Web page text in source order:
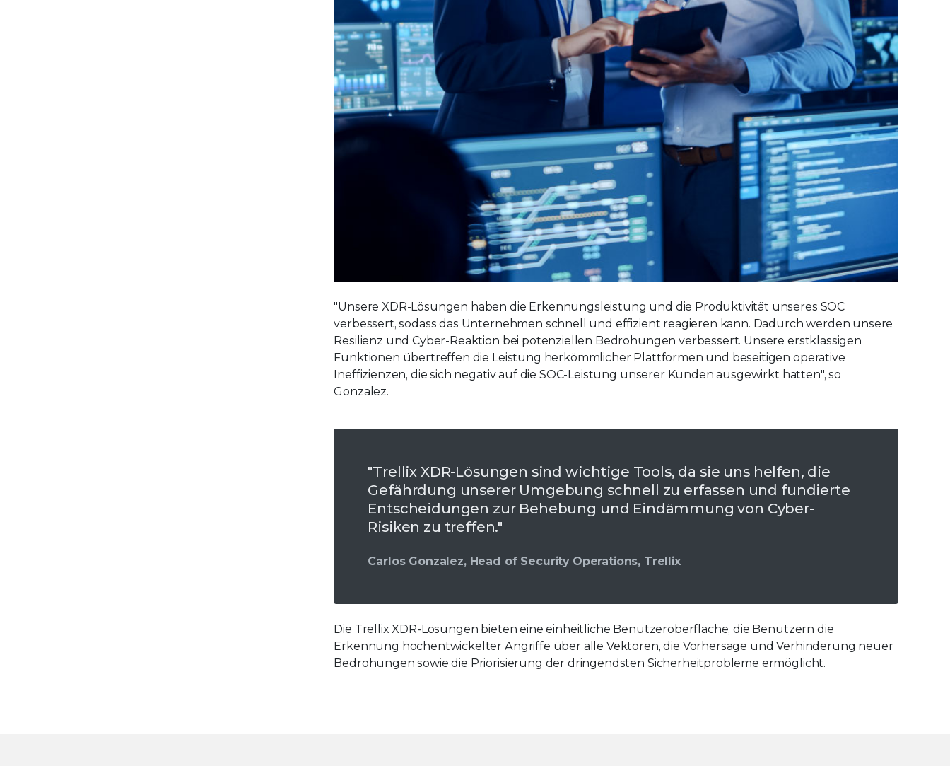
"Unsere XDR-Lösungen haben die Erkennungsleistung und die Produktivität unseres SOC
verbessert, sodass das Unternehmen schnell und effizient reagieren kann. Dadurch werden unsere
Resilienz und Cyber-Reaktion bei potenziellen Bedrohungen verbessert. Unsere erstklassigen
Funktionen übertreffen die Leistung herkömmlicher Plattformen und beseitigen operative
Ineffizienzen, die sich negativ auf die SOC-Leistung unserer Kunden ausgewirkt hatten", so
Gonzalez.
"Trellix XDR-Lösungen sind wichtige Tools, da sie uns helfen, die
Gefährdung unserer Umgebung schnell zu erfassen und fundierte
Entscheidungen zur Behebung und Eindämmung von Cyber-
Risiken zu treffen."
Carlos Gonzalez, Head of Security Operations, Trellix
Die Trellix XDR-Lösungen bieten eine einheitliche Benutzeroberfläche, die Benutzern die
Erkennung hochentwickelter Angriffe über alle Vektoren, die Vorhersage und Verhinderung neuer
Bedrohungen sowie die Priorisierung der dringendsten Sicherheitprobleme ermöglicht.